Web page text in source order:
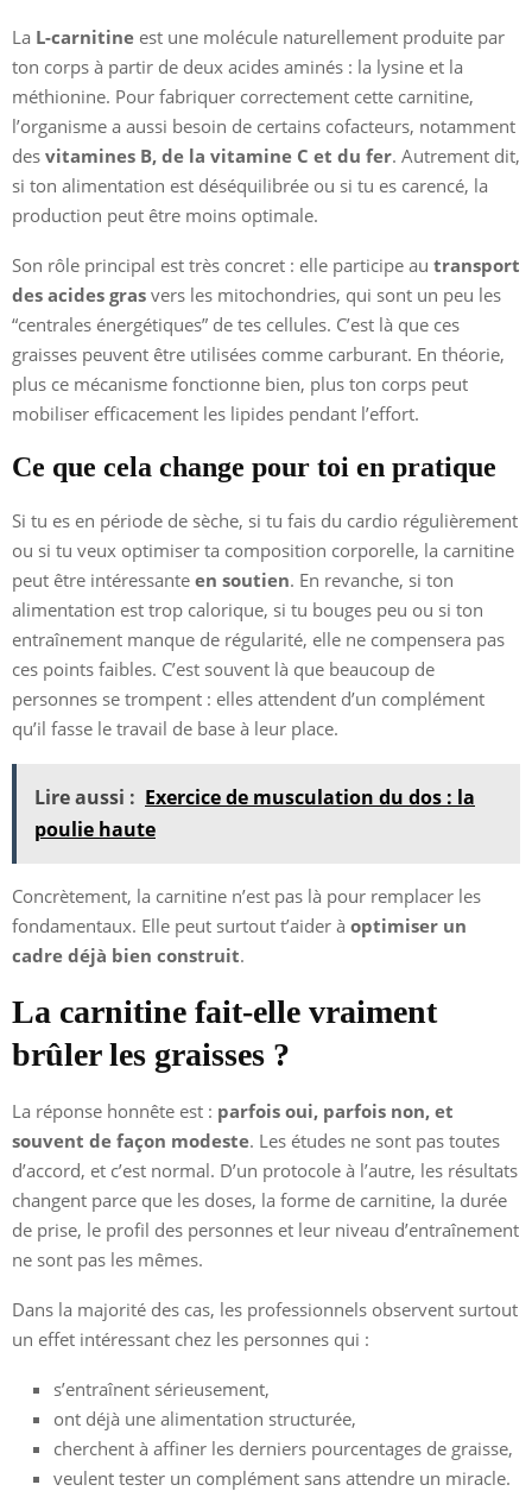
La L-carnitine est une molécule naturellement produite par
ton corps à partir de deux acides aminés : la lysine et la
méthionine. Pour fabriquer correctement cette carnitine,
l’organisme a aussi besoin de certains cofacteurs, notamment
des vitamines B, de la vitamine C et du fer. Autrement dit,
si ton alimentation est déséquilibrée ou si tu es carencé, la
production peut être moins optimale.
Son rôle principal est très concret : elle participe au transport
des acides gras vers les mitochondries, qui sont un peu les
“centrales énergétiques” de tes cellules. C’est là que ces
graisses peuvent être utilisées comme carburant. En théorie,
plus ce mécanisme fonctionne bien, plus ton corps peut
mobiliser efficacement les lipides pendant l’effort.
Ce que cela change pour toi en pratique
Si tu es en période de sèche, si tu fais du cardio régulièrement
ou si tu veux optimiser ta composition corporelle, la carnitine
peut être intéressante en soutien. En revanche, si ton
alimentation est trop calorique, si tu bouges peu ou si ton
entraînement manque de régularité, elle ne compensera pas
ces points faibles. C’est souvent là que beaucoup de
personnes se trompent : elles attendent d’un complément
qu’il fasse le travail de base à leur place.
Lire aussi : Exercice de musculation du dos : la
poulie haute
Concrètement, la carnitine n’est pas là pour remplacer les
fondamentaux. Elle peut surtout t’aider à optimiser un
cadre déjà bien construit.
La carnitine fait-elle vraiment
brûler les graisses ?
La réponse honnête est : parfois oui, parfois non, et
souvent de façon modeste. Les études ne sont pas toutes
d’accord, et c’est normal. D’un protocole à l’autre, les résultats
changent parce que les doses, la forme de carnitine, la durée
de prise, le profil des personnes et leur niveau d’entraînement
ne sont pas les mêmes.
Dans la majorité des cas, les professionnels observent surtout
un effet intéressant chez les personnes qui :
s’entraînent sérieusement,
ont déjà une alimentation structurée,
cherchent à affiner les derniers pourcentages de graisse,
veulent tester un complément sans attendre un miracle.